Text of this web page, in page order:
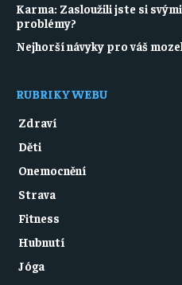
Karma: Zasloužili jste si
problémy?
Nejhorší návyky pro váš
RUBRIKY WEBU
Zdraví
Děti
Onemocnění
Strava
Fitness
Hubnutí
Jóga